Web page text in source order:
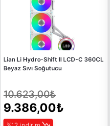
Lian Li Hydro-Shift II LCD-C 360CL
Beyaz Sıvı Soğutucu
10.623,00₺
9.386,00₺